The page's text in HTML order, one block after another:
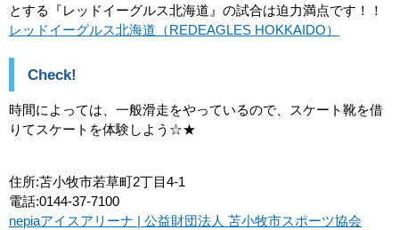
とする『レッドイーグルス北海道』の試合は迫力満点です！！
レッドイーグルス北海道（REDEAGLES HOKKAIDO）
Check!
時間によっては、一般滑走をやっているので、スケート靴を借
りてスケートを体験しよう☆★
住所:苫小牧市若草町2丁目4-1
電話:0144-37-7100
nepiaアイスアリーナ | 公益財団法人 苫小牧市スポーツ協会